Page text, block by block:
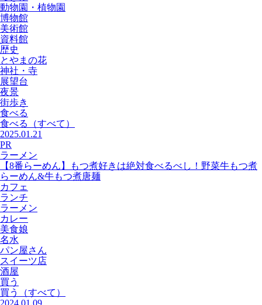
動物園・植物園
博物館
美術館
資料館
歴史
とやまの花
神社・寺
展望台
夜景
街歩き
食べる
食べる
（すべて）
2025.01.21
PR
ラーメン
【8番らーめん】もつ煮好きは絶対食べるべし！野菜牛もつ煮
らーめん&牛もつ煮唐麺
カフェ
ランチ
ラーメン
カレー
美食娘
名水
パン屋さん
スイーツ店
酒屋
買う
買う
（すべて）
2024.01.09